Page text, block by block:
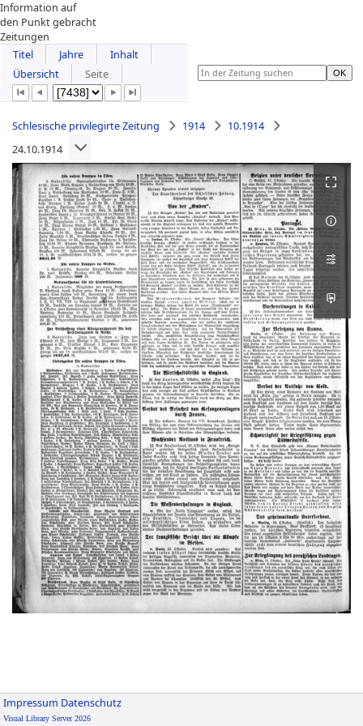
Information auf
den Punkt gebracht
Zeitungen
Titel
Jahre
Inhalt
Übersicht
Seite
Schlesische privilegirte Zeitung 1914
10.1914
24.10.1914
Impressum Datenschutz
Visual Library Server 2026